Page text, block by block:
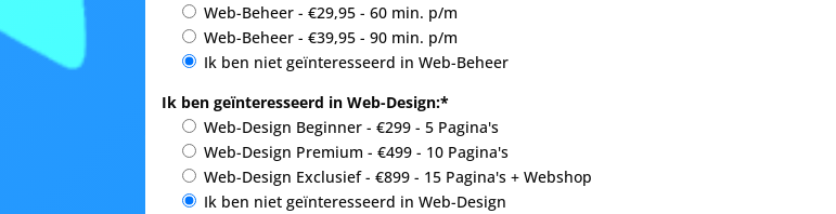
Web-Beheer - €29,95 - 60 min. p/m
Web-Beheer - €39,95 - 90 min. p/m
Ik ben niet geïnteresseerd in Web-Beheer
Ik ben geïnteresseerd in Web-Design:*
Web-Design Beginner - €299 - 5 Pagina's
Web-Design Premium - €499 - 10 Pagina's
Web-Design Exclusief - €899 - 15 Pagina's + Webshop
Ik ben niet geïnteresseerd in Web-Design